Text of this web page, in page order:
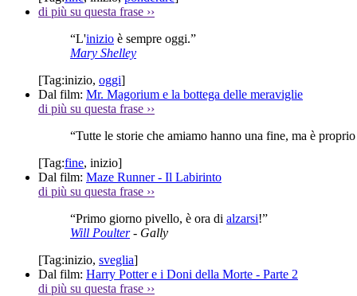
di più su questa frase ››
“L'inizio è sempre oggi.”
Mary Shelley
[Tag:inizio, oggi]
Dal film: Mr. Magorium e la bottega delle meraviglie
di più su questa frase ››
“Tutte le storie che amiamo hanno una fine, ma è
[Tag:fine, inizio]
Dal film: Maze Runner - Il Labirinto
di più su questa frase ››
“Primo giorno pivello, è ora di alzarsi!”
Will Poulter- Gally
[Tag:inizio, sveglia]
Dal film: Harry Potter e i Doni della Morte - Parte 2
di più su questa frase ››